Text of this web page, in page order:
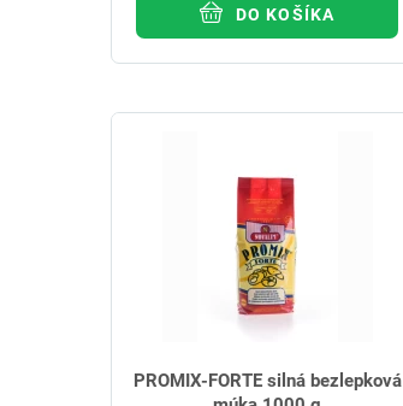
DO KOŠÍKA
PROMIX-FORTE silná bezlepková